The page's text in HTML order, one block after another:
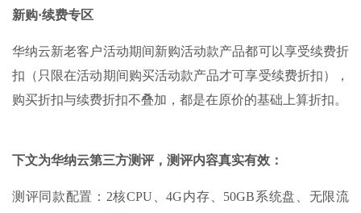
新购·续费专区
华纳云新老客户活动期间新购活动款产品都可以享受续费折
扣（只限在活动期间购买活动款产品才可享受续费折扣），
购买折扣与续费折扣不叠加，都是在原价的基础上算折扣。
下文为华纳云第三方测评，测评内容真实有效：
测评同款配置：2核CPU、4G内存、50GB系统盘、无限流